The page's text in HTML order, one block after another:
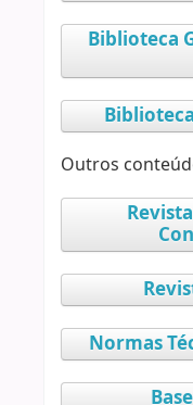
Biblioteca
Outros
Normas